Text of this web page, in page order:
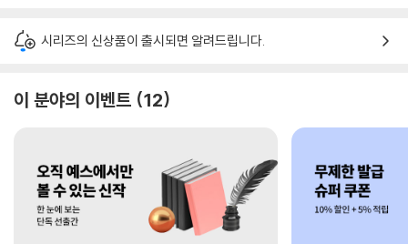
시리즈의 신상품이 출시되면 알려드립니다.
이 분야의 이벤트 12